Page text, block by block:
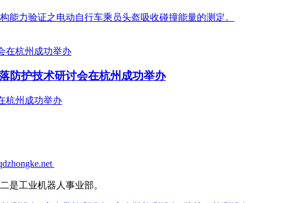
能力验证之电动自行车乘员头盔吸收碰撞能量的测定。
防护技术研讨会在杭州成功举办
杭州成功举办
是工业机器人事业部。